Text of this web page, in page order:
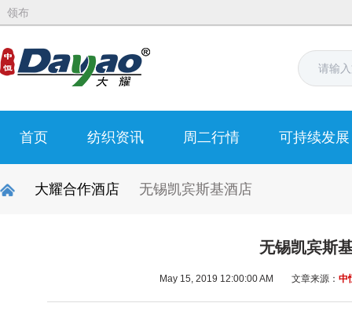
领布
首页 纺织资讯 周二行情 可持续发展
大耀合作酒店 无锡凯宾斯基酒店
无锡凯宾斯
May 15, 2019 12:00:00 AM 文章来源： 中